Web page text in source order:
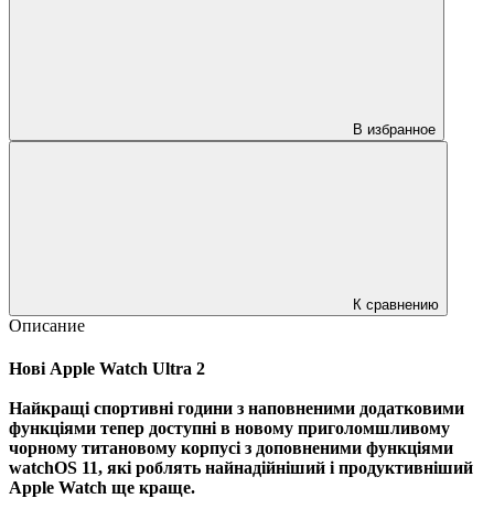
В избранное
К сравнению
Описание
Нові Apple Watch Ultra 2
Найкращі спортивні години з наповненими додатковими
функціями тепер доступні в новому приголомшливому
чорному титановому корпусі з доповненими функціями
watchOS 11, які роблять найнадійніший і продуктивніший
Apple Watch ще краще.